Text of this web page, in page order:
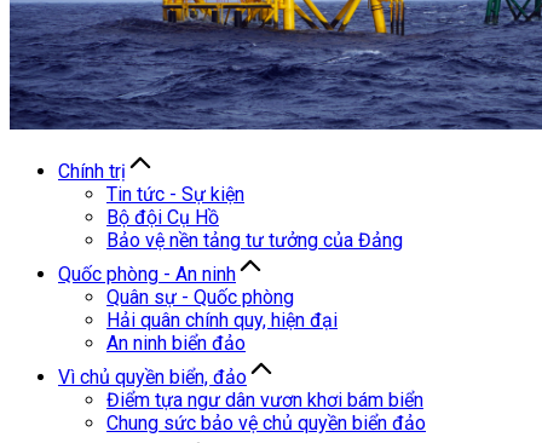
Chính trị
Tin tức - Sự kiện
Bộ đội Cụ Hồ
Bảo vệ nền tảng tư tưởng của Đảng
Quốc phòng - An ninh
Quân sự - Quốc phòng
Hải quân chính quy, hiện đại
An ninh biển đảo
Vì chủ quyền biển, đảo
Điểm tựa ngư dân vươn khơi bám biển
Chung sức bảo vệ chủ quyền biển đảo